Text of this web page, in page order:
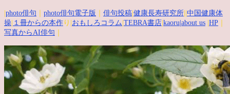
photo俳句 photo俳句電子版 俳句投稿 健康長寿研究所 中国健康体
操 １冊からの本作 り| おもしろコラム TEBRA書店 kaoru |about us HP
写真からAI俳句